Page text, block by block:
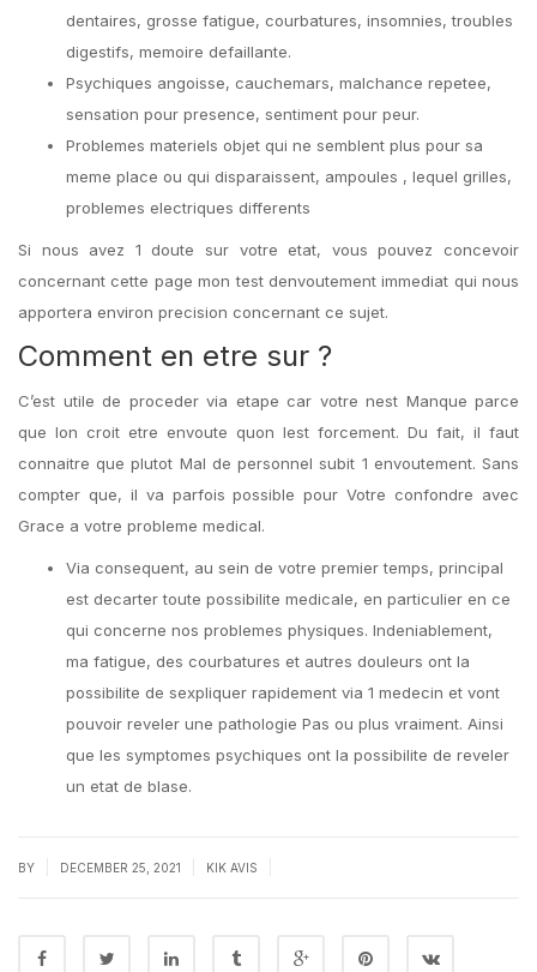
dentaires, grosse fatigue, courbatures, insomnies, troubles
digestifs, memoire defaillante.
Psychiques angoisse, cauchemars, malchance repetee,
sensation pour presence, sentiment pour peur.
Problemes materiels objet qui ne semblent plus pour sa
meme place ou qui disparaissent, ampoules , lequel grilles,
problemes electriques differents
Si nous avez 1 doute sur votre etat, vous pouvez concevoir
concernant cette page mon test denvoutement immediat qui nous
apportera environ precision concernant ce sujet.
Comment en etre sur ?
C’est utile de proceder via etape car votre nest Manque parce
que lon croit etre envoute quon lest forcement. Du fait, il faut
connaitre que plutot Mal de personnel subit 1 envoutement. Sans
compter que, il va parfois possible pour Votre confondre avec
Grace a votre probleme medical.
Via consequent, au sein de votre premier temps, principal
est decarter toute possibilite medicale, en particulier en ce
qui concerne nos problemes physiques. Indeniablement,
ma fatigue, des courbatures et autres douleurs ont la
possibilite de sexpliquer rapidement via 1 medecin et vont
pouvoir reveler une pathologie Pas ou plus vraiment. Ainsi
que les symptomes psychiques ont la possibilite de reveler
un etat de blase.
BY DECEMBER 25, 2021 KIK AVIS